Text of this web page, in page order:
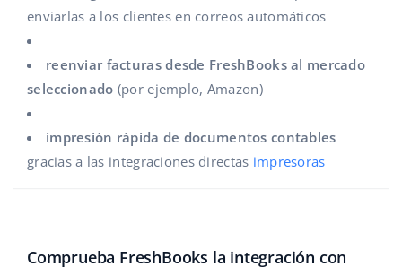
enviarlas a los clientes en correos automáticos
reenviar facturas desde FreshBooks al mercado
seleccionado (por ejemplo, Amazon)
impresión rápida de documentos contables
gracias a las integraciones directas impresoras
Comprueba FreshBooks la integración con